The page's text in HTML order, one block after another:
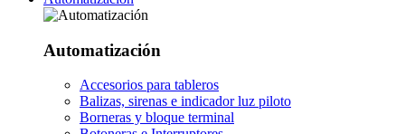
Automatización
Accesorios para tableros
Balizas, sirenas e indicador luz piloto
Borneras y bloque terminal